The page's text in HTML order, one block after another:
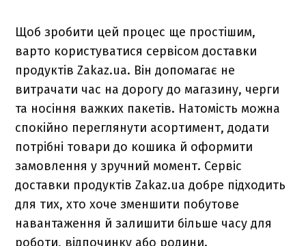
Щоб зробити цей процес ще простішим,
варто користуватися сервісом доставки
продуктів Zakaz.ua. Він допомагає не
витрачати час на дорогу до магазину, черги
та носіння важких пакетів. Натомість можна
спокійно переглянути асортимент, додати
потрібні товари до кошика й оформити
замовлення у зручний момент. Сервіс
доставки продуктів Zakaz.ua добре підходить
для тих, хто хоче зменшити побутове
навантаження й залишити більше часу для
роботи, відпочинку або родини.